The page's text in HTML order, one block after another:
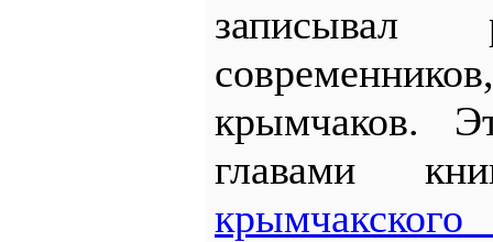
записывал
крымчаков.
главами